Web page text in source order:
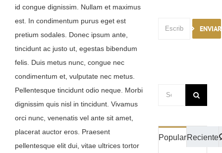
GRUPOS & EXCLUSIVIDAD
ACTIVIDADES PARA HUÉSPEDES
Ir a tienda online
Pulsa para llamarnos
id congue dignissim. Nullam et maximus
est. In condimentum purus eget est
pretium sodales. Donec ipsum ante,
tincidunt ac justo ut, egestas bibendum
felis. Duis metus nunc, congue nec
condimentum et, vulputate nec metus.
Pellentesque tincidunt odio neque. Morbi
dignissim quis nisl in tincidunt. Vivamus
orci nunc, venenatis vel ante sit amet,
placerat auctor eros. Praesent
pellentesque elit dui, vitae ultrices tortor
ENVIAR
Buscar:
PopularReciente